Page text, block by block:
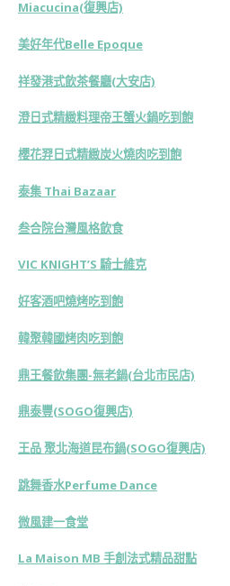
Miacucina(復興店)
美好年代Belle Epoque
祥發港式飲茶餐廳(大安店)
澄日式精緻料理帝王蟹火鍋吃到飽
櫻花羿日式精緻炭火燒肉吃到飽
泰集 Thai Bazaar
叁合院台灣風格飲食
VIC KNIGHT’S 騎士維克
好客酒吧燒烤吃到飽
韓聚韓國烤肉吃到飽
鼎王餐飲集團-無老鍋(台北市民店)
鼎泰豐(SOGO復興店)
王品 聚北海道昆布鍋(SOGO復興店)
跳舞香水Perfume Dance
微風建一食堂
La Maison MB 手創法式精品甜點